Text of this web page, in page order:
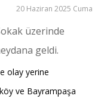
20 Haziran 2025 Cuma
üzerinde
geldi.
olay yerine
ve Bayrampaşa